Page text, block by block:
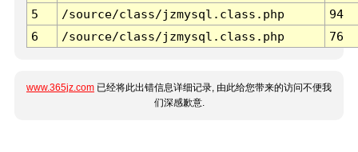
5
/source/class/jzmysql.class.php
94
6
/source/class/jzmysql.class.php 76
www.365jz.com 已经将此出错信息详细记录, 由此给您带来的访问不便我
们深感歉意.